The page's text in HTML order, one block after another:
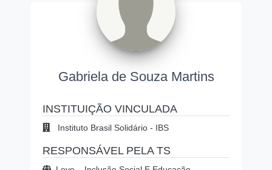
Gabriela de Souza Martins
INSTITUIÇÃO VINCULADA
Instituto Brasil Solidário - IBS
RESPONSÁVEL PELA TS